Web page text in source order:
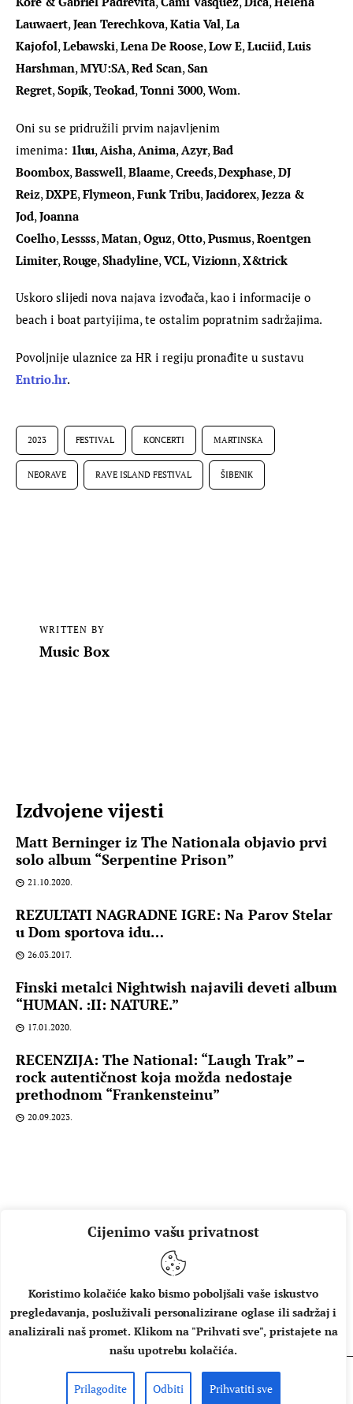
Cijenimo vašu privatnost
Koristimo kolačiće kako bismo poboljšali vaše iskustvo
pregledavanja, posluživali personalizirane oglase ili sadržaj i
analizirali naš promet. Klikom na "Prihvati sve", pristajete na
našu upotrebu kolačića.
Prilagodite Odbiti Prihvatiti sve
Lauwaert, Jean Terechkova, Katia Val, La
Kajofol, Lebawski, Lena De Roose, Low E, Luciid, Luis
Harshman, MYU:SA, Red Scan, San
Regret, Sopik, Teokad, Tonni 3000, Wom.
Oni su se pridružili prvim najavljenim
imenima: 1luu, Aisha, Anima, Azyr, Bad
Boombox, Basswell, Blaame, Creeds, Dexphase, DJ
Reiz, DXPE, Flymeon, Funk Tribu, Jacidorex, Jezza &
Jod, Joanna
Coelho, Lessss, Matan, Oguz, Otto, Pusmus, Roentgen
Limiter, Rouge, Shadyline, VCL, Vizionn, X&trick
Uskoro slijedi nova najava izvođača, kao i informacije o
beach i boat partyijima, te ostalim popratnim sadržajima.
Povoljnije ulaznice za HR i regiju pronađite u sustavu
Entrio.hr.
2023 FESTIVAL KONCERTI MARTINSKA
NEORAVE RAVE ISLAND FESTIVAL ŠIBENIK
WRITTEN BY
Music Box
Izdvojene vijesti
Matt Berninger iz The Nationala objavio prvi
solo album “Serpentine Prison”
21.10.2020.
REZULTATI NAGRADNE IGRE: Na Parov Stelar
u Dom sportova idu…
26.03.2017.
Finski metalci Nightwish najavili deveti album
“HUMAN. :II: NATURE.”
17.01.2020.
RECENZIJA: The National: “Laugh Trak” –
rock autentičnost koja možda nedostaje
prethodnom “Frankensteinu”
20.09.2023.
O NAMA IMPRESSUM UVJETI KORIŠTENJA
Copyright © 2026 Music Box - All rights reserved.